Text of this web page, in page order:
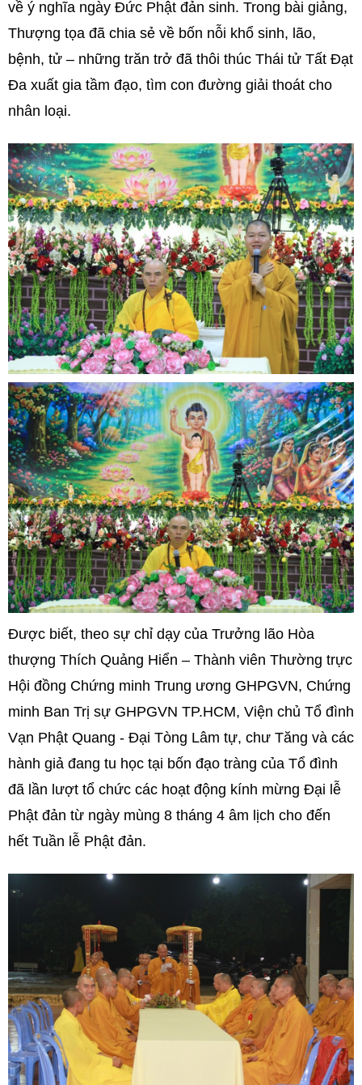
về ý nghĩa ngày Đức Phật đản sinh. Trong bài giảng,
Thượng tọa đã chia sẻ về bốn nỗi khổ sinh, lão,
bệnh, tử – những trăn trở đã thôi thúc Thái tử Tất Đạt
Đa xuất gia tầm đạo, tìm con đường giải thoát cho
nhân loại.
Được biết, theo sự chỉ dạy của Trưởng lão Hòa
thượng Thích Quảng Hiển – Thành viên Thường trực
Hội đồng Chứng minh Trung ương GHPGVN, Chứng
minh Ban Trị sự GHPGVN TP.HCM, Viện chủ Tổ đình
Vạn Phật Quang - Đại Tòng Lâm tự, chư Tăng và các
hành giả đang tu học tại bốn đạo tràng của Tổ đình
đã lần lượt tổ chức các hoạt động kính mừng Đại lễ
Phật đản từ ngày mùng 8 tháng 4 âm lịch cho đến
hết Tuần lễ Phật đản.